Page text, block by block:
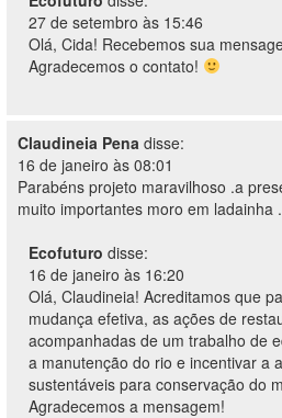
27 de setembro às 15:46
Olá, Cida! Recebemos sua
Agradecemos o contato!
Claudineia Pena disse:
16 de janeiro às 08:01
Parabéns projeto maravilhoso .a
muito importantes moro em ladainha
Ecofuturo disse:
16 de janeiro às 16:20
Olá, Claudineia! Acreditamos que
mudança efetiva, as ações de
acompanhadas de um trabalho de
a manutenção do rio e incentivar a
sustentáveis para conservação do
Agradecemos a mensagem!